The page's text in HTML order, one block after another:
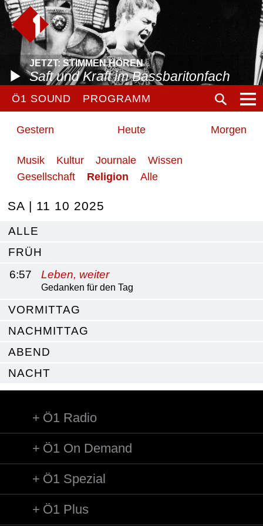
JETZT: STIMMEN HÖREN
Saft und Kraft im Bassbaritonfach
Ö1 SOUND PROGRAMM
Gestern Heute Morgen
Musik Kultur Journale
Wissen
Gesellschaft
Religion Alle
SA | 11 10 2025
ALLE
FRÜH
6:57
Leben, weiter
Gedanken für den Tag
VORMITTAG
NACHMITTAG
ABEND
NACHT
Ö1 Radio
Ö1 On Demand
Ö1 Spezial
Ö1 Plus